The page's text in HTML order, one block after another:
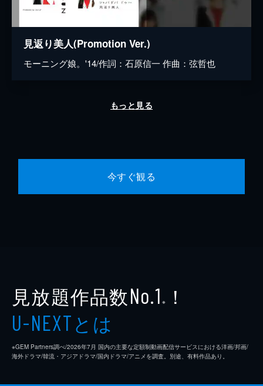
見返り美人(Promotion Ver.)
モーニング娘。'14/作詞：石原信一 作曲：弦哲也
もっと見る
今すぐ観る
見放題作品数No.1 ※ ！
U-NEXTとは
※GEM Partners調べ/2026年7⽉ 国内の主要な定額制動画配信サービスにおける洋画/邦画/
海外ドラマ/韓流・アジアドラマ/国内ドラマ/アニメを調査。別途、有料作品あり。